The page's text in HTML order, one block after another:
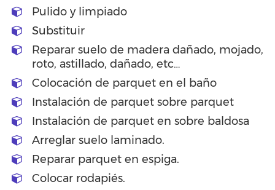
Pulido y limpiado
Substituir
Reparar suelo de madera dañado, mojado,
roto, astillado, dañado, etc…
Colocación de parquet en el baño
Instalación de parquet sobre parquet
Instalación de parquet en sobre baldosa
Arreglar suelo laminado.
Reparar parquet en espiga.
Colocar rodapiés.